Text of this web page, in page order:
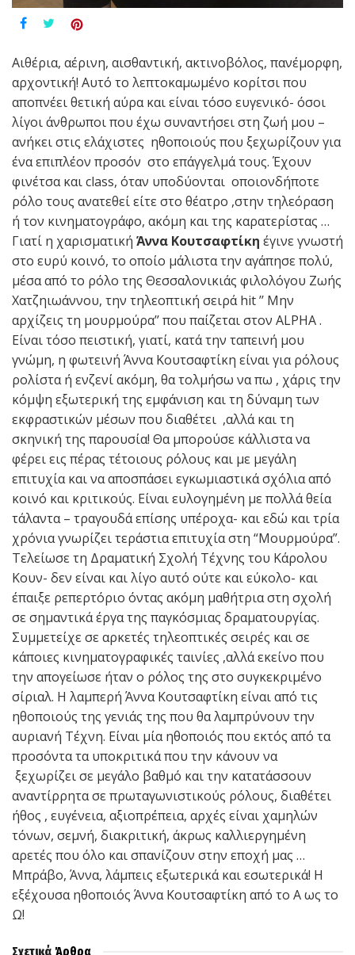
Αιθέρια, αέρινη, αισθαντική, ακτινοβόλος, πανέμορφη,
αρχοντική! Αυτό το λεπτοκαμωμένο κορίτσι που
αποπνέει θετική αύρα και είναι τόσο ευγενικό- όσοι
λίγοι άνθρωποι που έχω συναντήσει στη ζωή μου –
ανήκει στις ελάχιστες ηθοποιούς που ξεχωρίζουν για
ένα επιπλέον προσόν στο επάγγελμά τους. Έχουν
φινέτσα και class, όταν υποδύονται οποιονδήποτε
ρόλο τους ανατεθεί είτε στο θέατρο ,στην τηλεόραση
ή τον κινηματογράφο, ακόμη και της καρατερίστας …
Γιατί η χαρισματική Άννα Κουτσαφτίκη έγινε γνωστή
στο ευρύ κοινό, το οποίο μάλιστα την αγάπησε πολύ,
μέσα από το ρόλο της Θεσσαλονικιάς φιλολόγου Ζωής
Χατζηιωάννου, την τηλεοπτική σειρά hit ’’ Μην
αρχίζεις τη μουρμούρα’’ που παίζεται στον ALPHA .
Είναι τόσο πειστική, γιατί, κατά την ταπεινή μου
γνώμη, η φωτεινή Άννα Κουτσαφτίκη είναι για ρόλους
ρολίστα ή ενζενί ακόμη, θα τολμήσω να πω , χάρις την
κόμψη εξωτερική της εμφάνιση και τη δύναμη των
εκφραστικών μέσων που διαθέτει ,αλλά και τη
σκηνική της παρουσία! Θα μπορούσε κάλλιστα να
φέρει εις πέρας τέτοιους ρόλους και με μεγάλη
επιτυχία και να αποσπάσει εγκωμιαστικά σχόλια από
κοινό και κριτικούς. Είναι ευλογημένη με πολλά θεία
τάλαντα – τραγουδά επίσης υπέροχα- και εδώ και τρία
χρόνια γνωρίζει τεράστια επιτυχία στη “Μουρμούρα”.
Τελείωσε τη Δραματική Σχολή Τέχνης του Κάρολου
Κουν- δεν είναι και λίγο αυτό ούτε και εύκολο- και
έπαιξε ρεπερτόριο όντας ακόμη μαθήτρια στη σχολή
σε σημαντικά έργα της παγκόσμιας δραματουργίας.
Συμμετείχε σε αρκετές τηλεοπτικές σειρές και σε
κάποιες κινηματογραφικές ταινίες ,αλλά εκείνο που
την απογείωσε ήταν ο ρόλος της στο συγκεκριμένο
σίριαλ. Η λαμπερή Άννα Κουτσαφτίκη είναι από τις
ηθοποιούς της γενιάς της που θα λαμπρύνουν την
αυριανή Τέχνη. Είναι μία ηθοποιός που εκτός από τα
προσόντα τα υποκριτικά που την κάνουν να
ξεχωρίζει σε μεγάλο βαθμό και την κατατάσσουν
αναντίρρητα σε πρωταγωνιστικούς ρόλους, διαθέτει
ήθος , ευγένεια, αξιοπρέπεια, αρχές είναι χαμηλών
τόνων, σεμνή, διακριτική, άκρως καλλιεργημένη
αρετές που όλο και σπανίζουν στην εποχή μας …
Μπράβο, Άννα, λάμπεις εξωτερικά και εσωτερικά! Η
εξέχουσα ηθοποιός Άννα Κουτσαφτίκη από το Α ως το
Ω!
Σχετικά Άρθρα